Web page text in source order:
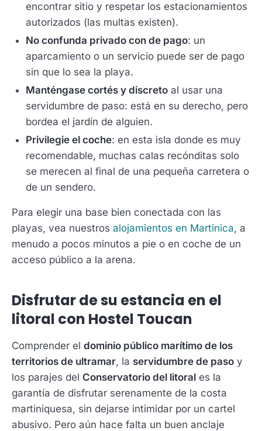
encontrar sitio y respetar los estacionamientos
autorizados (las multas existen).
No confunda privado con de pago: un
aparcamiento o un servicio puede ser de pago
sin que lo sea la playa.
Manténgase cortés y discreto al usar una
servidumbre de paso: está en su derecho, pero
bordea el jardín de alguien.
Privilegie el coche: en esta isla donde es muy
recomendable, muchas calas recónditas solo
se merecen al final de una pequeña carretera o
de un sendero.
Para elegir una base bien conectada con las
playas, vea nuestros alojamientos en Martinica, a
menudo a pocos minutos a pie o en coche de un
acceso público a la arena.
Disfrutar de su estancia en el
litoral con Hostel Toucan
Comprender el dominio público marítimo de los
territorios de ultramar, la servidumbre de paso y
los parajes del Conservatorio del litoral es la
garantía de disfrutar serenamente de la costa
martiniquesa, sin dejarse intimidar por un cartel
abusivo. Pero aún hace falta un buen anclaje